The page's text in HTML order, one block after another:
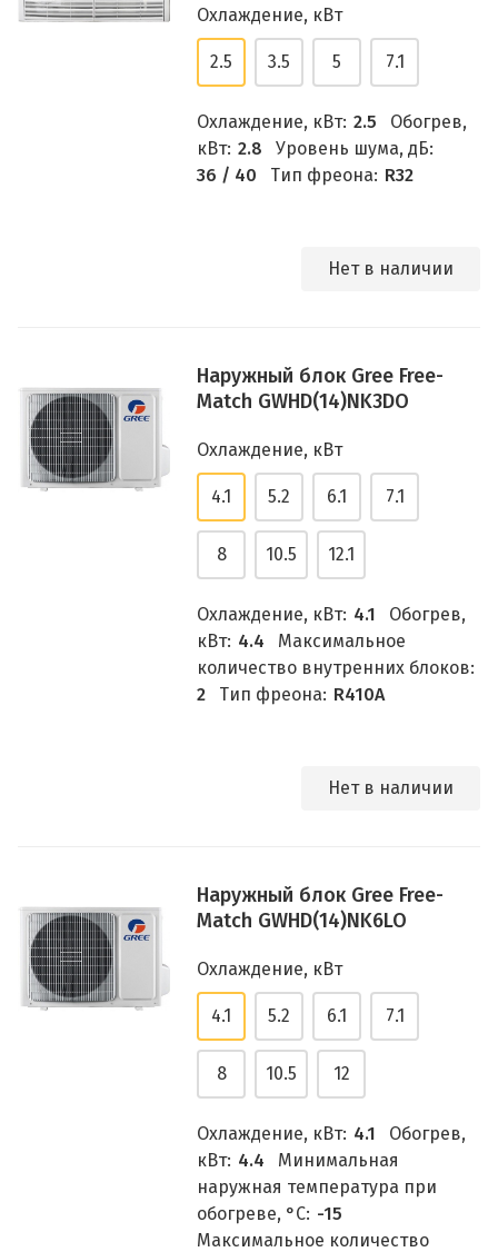
Охлаждение, кВт
2.5 3.5 5 7.1
Охлаждение, кВт: 2.5
Обогрев,
кВт: 2.8
Уровень шума, дБ:
36 / 40
Тип фреона: R32
Нет в наличии
Наружный блок Gree Free-
Match GWHD(14)NK3DO
Охлаждение, кВт
4.1 5.2 6.1 7.1
8 10.5 12.1
Охлаждение, кВт: 4.1
Обогрев,
кВт: 4.4
Максимальное
количество внутренних блоков:
2
Тип фреона: R410A
Нет в наличии
Наружный блок Gree Free-
Match GWHD(14)NK6LO
Охлаждение, кВт
4.1 5.2 6.1 7.1
8 10.5 12
Охлаждение, кВт: 4.1
Обогрев,
кВт: 4.4
Минимальная
наружная температура при
обогреве, °C: -15
Максимальное количество